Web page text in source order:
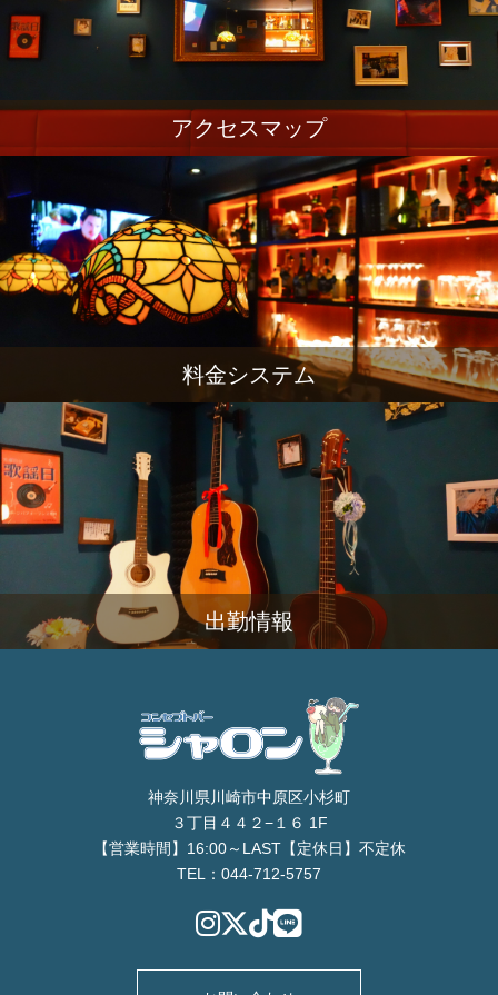
アクセスマップ
料金システム
出勤情報
神奈川県川崎市中原区小杉町
３丁目４４２−１６ 1F
【営業時間】16:00～LAST【定休日】不定休
TEL：044-712-5757